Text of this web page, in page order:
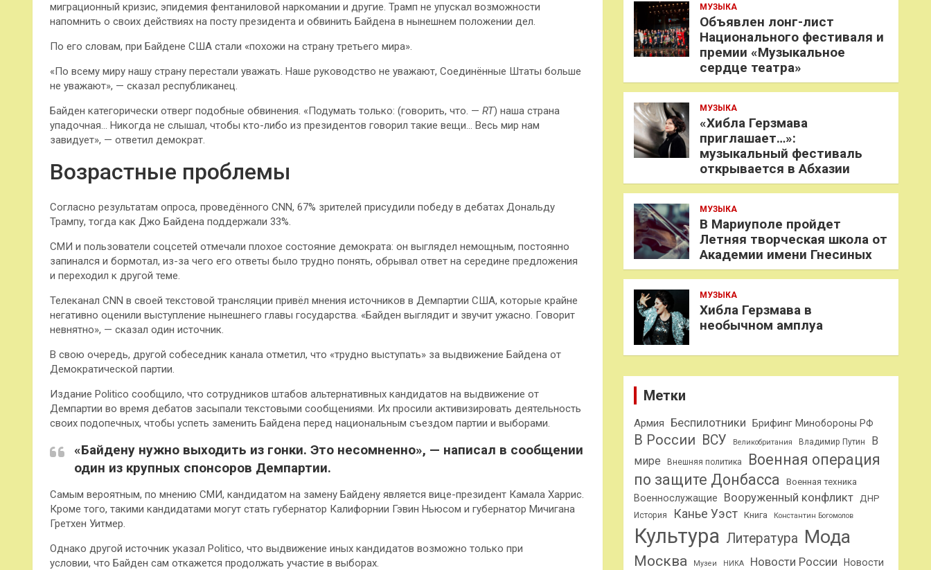
миграционный кризис, эпидемия фентаниловой наркомании и другие. Трамп не упускал возможности
напомнить о своих действиях на посту президента и обвинить Байдена в нынешнем положении дел.
По его словам, при Байдене США стали «похожи на страну третьего мира».
«По всему миру нашу страну перестали уважать. Наше руководство не уважают, Соединённые Штаты больше
не уважают», — сказал республиканец.
Байден категорически отверг подобные обвинения. «Подумать только: (говорить, что. — RT) наша страна
упадочная… Никогда не слышал, чтобы кто-либо из президентов говорил такие вещи… Весь мир нам
завидует», — ответил демократ.
Возрастные проблемы
Согласно результатам опроса, проведённого CNN, 67% зрителей присудили победу в дебатах Дональду
Трампу, тогда как Джо Байдена поддержали 33%.
СМИ и пользователи соцсетей отмечали плохое состояние демократа: он выглядел немощным, постоянно
запинался и бормотал, из-за чего его ответы было трудно понять, обрывал ответ на середине предложения
и переходил к другой теме.
Телеканал CNN в своей текстовой трансляции привёл мнения источников в Демпартии США, которые крайне
негативно оценили выступление нынешнего главы государства. «Байден выглядит и звучит ужасно. Говорит
невнятно», — сказал один источник.
В свою очередь, другой собеседник канала отметил, что «трудно выступать» за выдвижение Байдена от
Демократической партии.
Издание Politico сообщило, что сотрудников штабов альтернативных кандидатов на выдвижение от
Демпартии во время дебатов засыпали текстовыми сообщениями. Их просили активизировать деятельность
своих подопечных, чтобы успеть заменить Байдена перед национальным съездом партии и выборами.
«Байдену нужно выходить из гонки. Это несомненно», — написал в сообщении
один из крупных спонсоров Демпартии.
Самым вероятным, по мнению СМИ, кандидатом на замену Байдену является вице-президент Камала Харрис.
Кроме того, такими кандидатами могут стать губернатор Калифорнии Гэвин Ньюсом и губернатор Мичигана
Гретхен Уитмер.
Однако другой источник указал Politico, что выдвижение иных кандидатов возможно только при
условии, что Байден сам откажется продолжать участие в выборах.
МУЗЫКА
Объявлен лонг-лист
Национального фестиваля и
премии «Музыкальное
сердце театра»
МУЗЫКА
«Хибла Герзмава
приглашает…»:
музыкальный фестиваль
открывается в Абхазии
МУЗЫКА
В Мариуполе пройдет
Летняя творческая школа от
Академии имени Гнесиных
МУЗЫКА
Хибла Герзмава в
необычном амплуа
Метки
Армия Беспилотники Брифинг Минобороны РФ
В России ВСУ Великобритания Владимир Путин
В
мире
Внешняя политика
Военная операция
по защите Донбасса
Военная техника
Военнослужащие Вооруженный конфликт ДНР
История Канье Уэст Книга Константин Богомолов
Культура Литература Мода
Москва Музеи НИКА Новости России Новости